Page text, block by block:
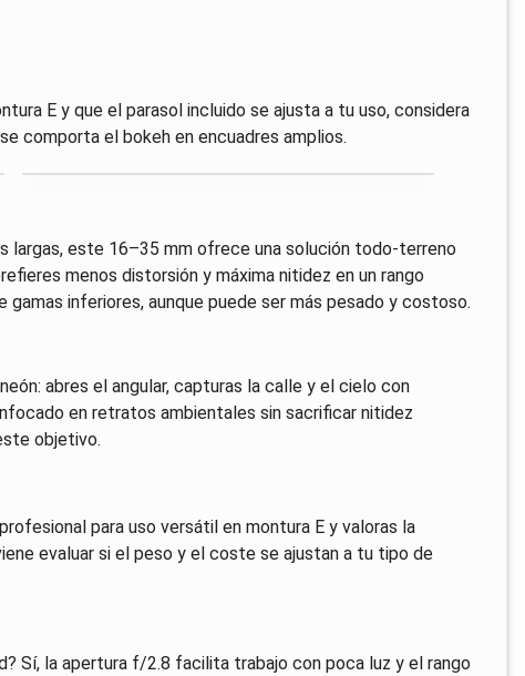
E y que el parasol incluido se ajusta a tu uso, considera
comporta el bokeh en encuadres amplios.
largas, este 16–35 mm ofrece una solución todo-terreno
menos distorsión y máxima nitidez en un rango
inferiores, aunque puede ser más pesado y costoso.
abres el angular, capturas la calle y el cielo con
en retratos ambientales sin sacrificar nitidez
objetivo.
para uso versátil en montura E y valoras la
evaluar si el peso y el coste se ajustan a tu tipo de
Sí, la apertura f/2.8 facilita trabajo con poca luz y el rango